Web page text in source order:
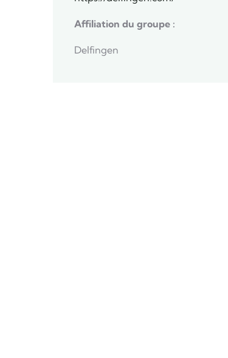
Affiliation du groupe :
Delfingen